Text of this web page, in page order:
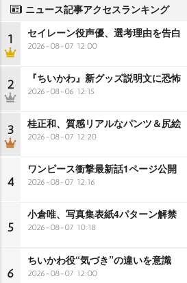
ニュース記事アクセスランキング
1 セイレーン役声優、選考理由を告白
2026-08-07 12:00
2 『ちいかわ』新グッズ説明文に恐怖
2026-08-06 12:15
3 桂正和、質感リアルなパンツ＆尻絵
2026-08-07 12:20
4
ワンピース衝撃最新話1ページ公開
2026-08-07 12:16
5
小倉唯、写真集表紙4パターン解禁
2026-08-07 10:18
6
ちいかわ役“気づき”の違いを意識
2026-08-07 12:00